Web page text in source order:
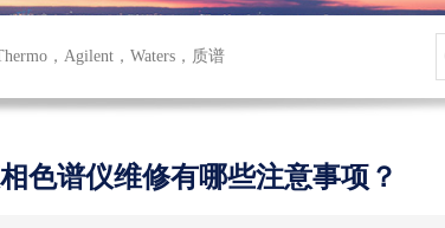
，Agilent ，Waters ， 质谱
色谱仪维修有哪些注意事项？